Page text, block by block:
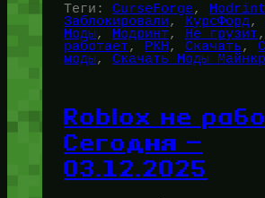
Теги: CurseForge,
Заблокировали, КурсФорд,
Моды, Модринт, Не грузит
работает, РКН , Скачать,
моды, Скачать Моды
Roblox не
Сегодня —
03.12.2025